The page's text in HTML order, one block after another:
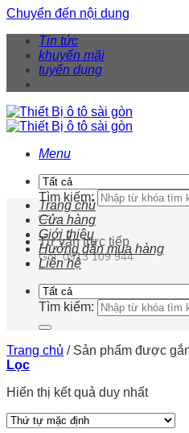
Chuyển đến nội dung
Tin tức
khuyến mãi
tuyển dụng
Menu
Tìm kiếm:
Tư vấn trực tiếp
Gọi: 0913 109 944
Trang chủ
Cửa hàng
Giới thiệu
Hướng dẫn mua hàng
Liên hệ
Tìm kiếm:
Trang chủ /Sản phẩm được
Lọc
Hiển thị kết quả duy nhất